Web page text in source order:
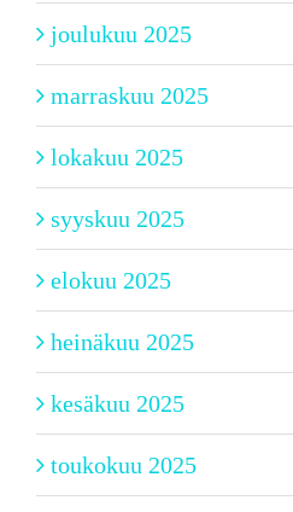
joulukuu 2025
marraskuu 2025
lokakuu 2025
syyskuu 2025
elokuu 2025
heinäkuu 2025
kesäkuu 2025
toukokuu 2025